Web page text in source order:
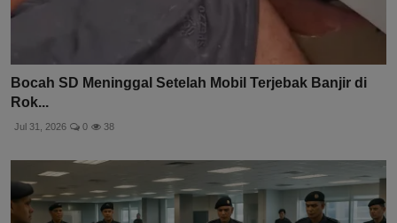
Bocah SD Meninggal Setelah Mobil Terjebak Banjir di
Rok...
Jul 31, 2026 0 38